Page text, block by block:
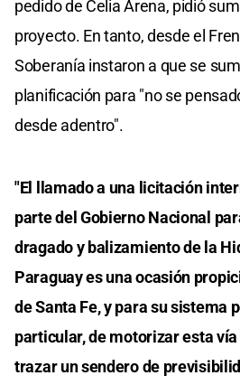
pedido de Celia Arena, pidió
proyecto. En tanto, desde el
Soberanía instaron a que se
planificación para "no se
desde adentro".
"El llamado a una licitación
parte del Gobierno Nacional
dragado y balizamiento de la
Paraguay es una ocasión
de Santa Fe, y para su sistema
particular, de motorizar esta
trazar un sendero de